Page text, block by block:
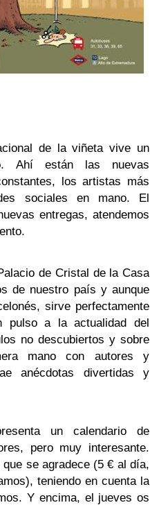
de la viñeta vive un
Ahí están las nuevas
los artistas más
sociales en mano. El
entregas, atendemos
de Cristal de la Casa
de nuestro país y aunque
sirve perfectamente
pulso a la actualidad del
no descubiertos y sobre
mano con autores y
anécdotas divertidas y
un calendario de
pero muy interesante.
se agradece (5 € al día,
teniendo en cuenta la
Y encima, el jueves os